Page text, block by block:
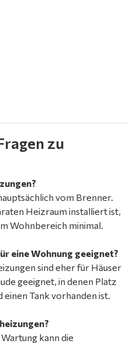
zu
vom Brenner.
Heizraum installiert ist,
Wohnbereich minimal.
eine Wohnung geeignet?
sind eher für Häuser
geeignet, in denen Platz
Tank vorhanden ist.
kann die